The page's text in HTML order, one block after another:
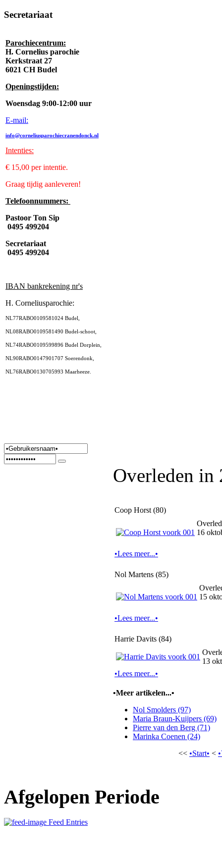
Secretariaat
Parochiecentrum:
H. Cornelius parochie
Kerkstraat 27
6021 CH Budel
Openingstijden:
Woensdag 9:00-12:00 uur
E-mail:
info@corneliusparochiecranendonck.nl
Intenties:
€ 15,00 per intentie.
Graag tijdig aanleveren!
Telefoonnummers:
Pastoor Ton Sip
0495 499204
Secretariaat
0495 499204
IBAN bankrekening nr's
H. Corneliusparochie:
NL77RABO0109581024 Budel,
NL08RABO0109581490 Budel-schoot,
NL74RABO0109599896 Budel Dorplein,
NL90RABO0147901707 Soerendonk,
NL76RABO0130705993 Maarheeze.
Overleden in
Coop Horst (80)
16
•Lees meer...•
Nol Martens (85)
15
•Lees meer...•
Harrie Davits (84)
13
•Lees meer...•
•Meer artikelen...•
Nol Smolders (97)
Maria Braun-Kuijpers (69)
Pierre van den Berg (71)
Marinka Coenen (24)
<< •Start• <
Afgelopen Periode
Feed Entries